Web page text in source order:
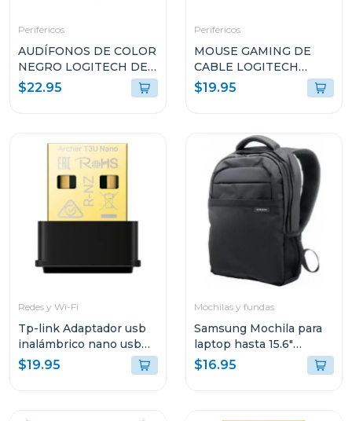
Periféricos
AUDÍFONOS DE COLOR
NEGRO LOGITECH DE
CABLE USB TIPO-A
CON MICROFONO
$22.95
Periféricos
MOUSE GAMING DE
CABLE LOGITECH
LYGHTSYNC DE
8000DPI NEGRO G203
$19.95
Redes y Wi-Fi
Tp-link Adaptador usb
inalámbrico nano usb
de doble banda ac1300
t3u nano
$19.95
Mochilas y fundas
Samsung Mochila para
laptop hasta 15.6"
aabp2nm
$16.95